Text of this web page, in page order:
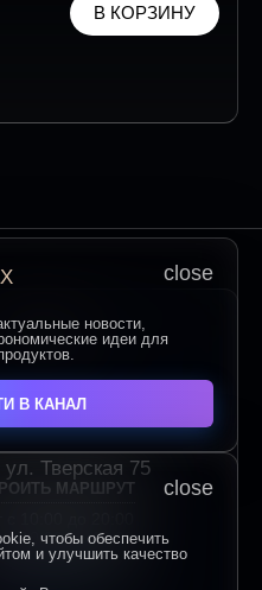
В КОРЗИНУ
Контакты
Тверская 75
МАРШРУТ
с 10:00 до 19:00
955-60-93
close
новости,
идеи для
В КАНАЛ
close
чтобы обеспечить
и улучшить качество